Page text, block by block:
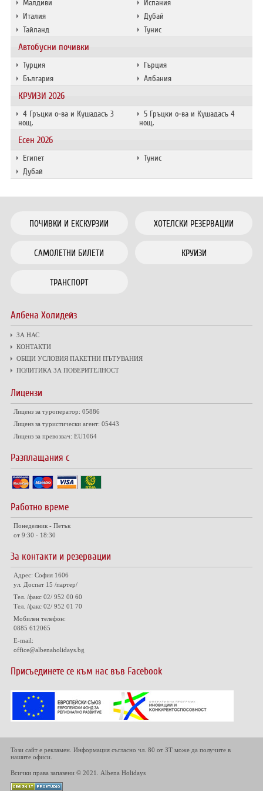
Малдиви
Испания
Италия
Дубай
Тайланд
Тунис
Автобусни почивки
Турция
Гърция
България
Албания
КРУИЗИ 2026
4 Гръцки о-ва и Кушадасъ 3
нощ.
5 Гръцки о-ва и Кушадасъ 4
нощ.
Есен 2026
Египет
Тунис
Дубай
ПОЧИВКИ И ЕКСКУРЗИИ ХОТЕЛСКИ РЕЗЕРВАЦИИ
САМОЛЕТНИ БИЛЕТИ КРУИЗИ
ТРАНСПОРТ
Албена Холидейз
ЗА НАС
КОНТАКТИ
ОБЩИ УСЛОВИЯ ПАКЕТНИ ПЪТУВАНИЯ
ПОЛИТИКА ЗА ПОВЕРИТЕЛНОСТ
Лицензи
Лиценз за туроператор: 05886
Лиценз за туристически агент: 05443
Лиценз за превозвач: EU1064
Разплащания с
Работно време
Понеделник - Петък
от 9:30 - 18:30
За контакти и резервации
Адрес: София 1606
ул. Доспат 15 /партер/
Тел. /факс 02/ 952 00 60
Тел. /факс 02/ 952 01 70
Мобилен телефон:
0885 612065
E-mail:
office@albenaholidays.bg
Присъединете се към нас във Facebook
Този сайт е рекламен. Информация съгласно чл. 80 от ЗТ може да получите в
нашите офиси.
Всички права запазени © 2021. Albena Holidays